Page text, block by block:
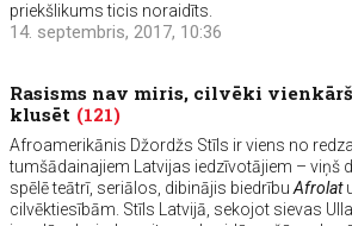
priekšlikums ticis noraidīts.
14. septembris, 2017, 10:36
Rasisms nav miris, cilvēki
klusēt (121)
Afroamerikānis Džordžs Stīls ir viens no
tumšādainajiem Latvijas iedzīvotājiem – viņš
spēlē teātrī, seriālos, dibinājis biedrībuAfrolat
cilvēktiesībām. Stīls Latvijā, sekojot sievas